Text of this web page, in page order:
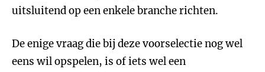
uitsluitend op een enkele branche richten.
De enige vraag die bij deze voorselectie nog wel
eens wil opspelen, is of iets wel een